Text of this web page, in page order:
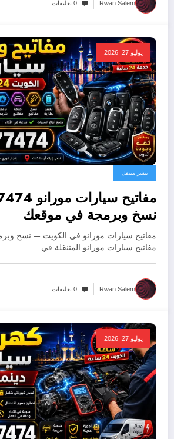
Rwan Salem 0 تعليقات
يوليو 27, 2026
بنشر متنقل
نسخ وبرمجة في موقعك
مفاتيح سيارات مورانو في الكويت — نسخ
مفاتيح سيارات مورانو المتنقلة في…
Rwan Salem 0 تعليقات
يوليو 27, 2026